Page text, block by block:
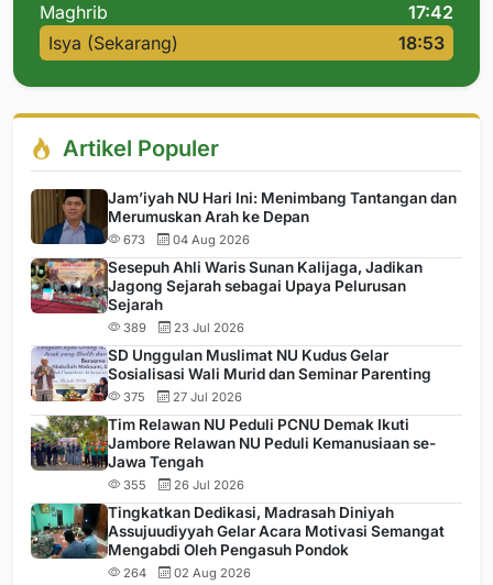
Maghrib
17:42
Isya (Sekarang)
18:53
Artikel Populer
Jam’iyah NU Hari Ini: Menimbang Tantangan dan
Merumuskan Arah ke Depan
673 04 Aug 2026
Sesepuh Ahli Waris Sunan Kalijaga, Jadikan
Jagong Sejarah sebagai Upaya Pelurusan
Sejarah
389 23 Jul 2026
SD Unggulan Muslimat NU Kudus Gelar
Sosialisasi Wali Murid dan Seminar Parenting
375 27 Jul 2026
Tim Relawan NU Peduli PCNU Demak Ikuti
Jambore Relawan NU Peduli Kemanusiaan se-
Jawa Tengah
355 26 Jul 2026
Tingkatkan Dedikasi, Madrasah Diniyah
Assujuudiyyah Gelar Acara Motivasi Semangat
Mengabdi Oleh Pengasuh Pondok
264 02 Aug 2026